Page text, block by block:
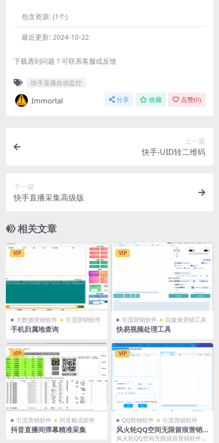
包含资源: (1个)
最近更新: 2024-10-22
下载遇到问题？可联系客服或反馈
快手直播自动监控
Immortal 分享 收藏 点赞(0)
上一篇
快手-UID转二维码
下一篇
快手直播采集高级版
相关文章
VIP
大数据营销软件 引流营销软件
手机归属地查询
VIP
引流营销软件 自媒体营销工具
快易视频处理工具
VIP
引流营销软件 抖音截流软件
抖音直播间弹幕精准采集
VIP
QQ营销软件 引流营销软件
风火轮QQ空间无限留痕营销
软件
风火轮QQ空间无限留痕营销软件是